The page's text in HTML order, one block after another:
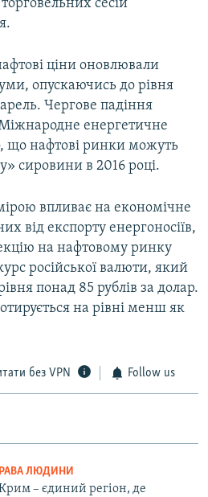
сесій
ціни оновлювали
опускаючись до рівня
Чергове падіння
Міжнародне енергетичне
що нафтові ринки можуть
сировини в 2016 році.
впливає на економічне
від експорту енергоносіїв,
на нафтовому ринку
російської валюти, який
понад 85 рублів за долар.
на рівні менш як
без VPN Follow us
ЛЮДИНИ
– єдиний регіон, де